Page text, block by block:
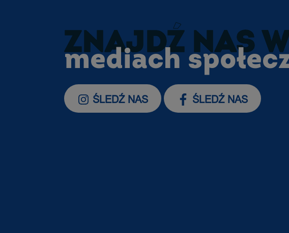
ZNAJDŹ NAS
mediach
ŚLEDŹ NAS ŚLEDŹ NAS